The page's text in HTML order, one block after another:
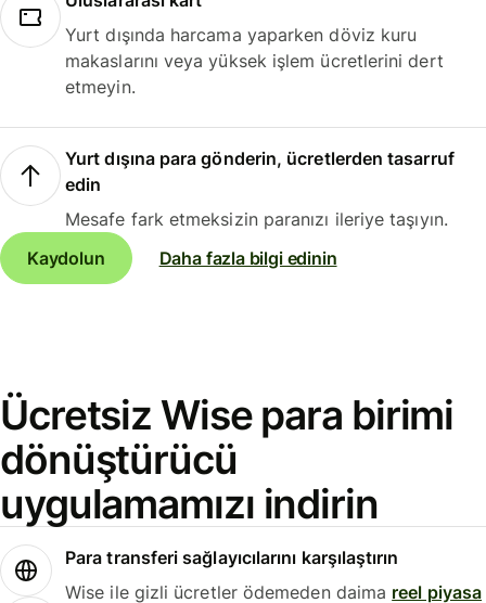
Yurt dışında harcama yaparken döviz kuru
makaslarını veya yüksek işlem ücretlerini dert
etmeyin.
Yurt dışına para gönderin, ücretlerden tasarruf
edin
Mesafe fark etmeksizin paranızı ileriye taşıyın.
Kaydolun
Daha fazla bilgi edinin
Ücretsiz Wise para birimi
dönüştürücü
uygulamamızı indirin
Para transferi sağlayıcılarını karşılaştırın
Wise ile gizli ücretler ödemeden daima reel piyasa